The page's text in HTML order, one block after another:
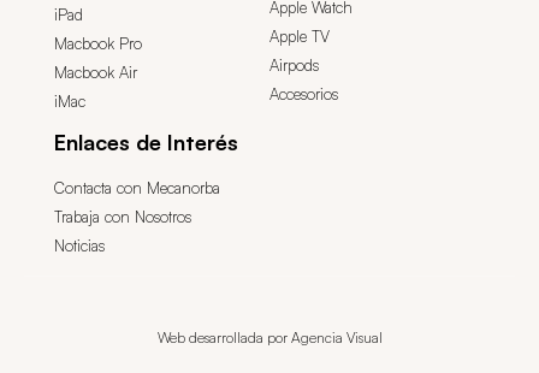
iPad
Macbook Pro
Macbook Air
iMac
Apple Watch
Apple TV
Airpods
Accesorios
Enlaces de Interés
Contacta con Mecanorba
Trabaja con Nosotros
Noticias
Web desarrollada por Agencia Visual